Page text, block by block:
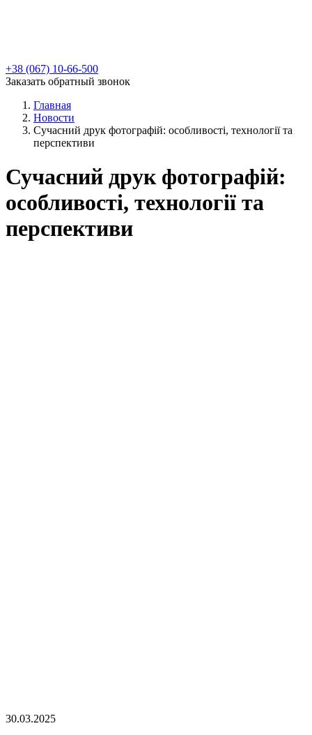
+38 (067) 10-66-500
Заказать обратный звонок
Главная
Новости
Сучасний друк фотографій: особливості, технології та
перспективи
Сучасний друк фотографій:
особливості, технології та
перспективи
30.03.2025